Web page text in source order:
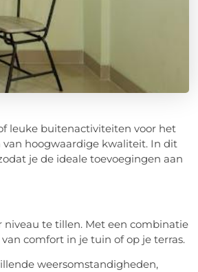
leuke buitenactiviteiten voor het
van hoogwaardige kwaliteit. In dit
je de ideale toevoegingen aan
te tillen. Met een combinatie
comfort in je tuin of op je terras.
weersomstandigheden,